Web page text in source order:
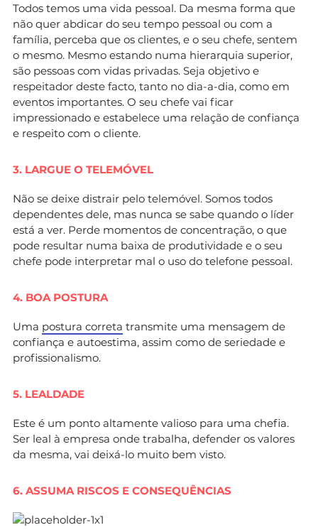
Todos temos uma vida pessoal. Da mesma forma que
não quer abdicar do seu tempo pessoal ou com a
família, perceba que os clientes, e o seu chefe, sentem
o mesmo. Mesmo estando numa hierarquia superior,
são pessoas com vidas privadas. Seja objetivo e
respeitador deste facto, tanto no dia-a-dia, como em
eventos importantes. O seu chefe vai ficar
impressionado e estabelece uma relação de confiança
e respeito com o cliente.
3. LARGUE O TELEMÓVEL
Não se deixe distrair pelo telemóvel. Somos todos
dependentes dele, mas nunca se sabe quando o líder
está a ver. Perde momentos de concentração, o que
pode resultar numa baixa de produtividade e o seu
chefe pode interpretar mal o uso do telefone pessoal.
4. BOA POSTURA
Uma postura correta transmite uma mensagem de
confiança e autoestima, assim como de seriedade e
profissionalismo.
5. LEALDADE
Este é um ponto altamente valioso para uma chefia.
Ser leal à empresa onde trabalha, defender os valores
da mesma, vai deixá-lo muito bem visto.
6. ASSUMA RISCOS E CONSEQUÊNCIAS